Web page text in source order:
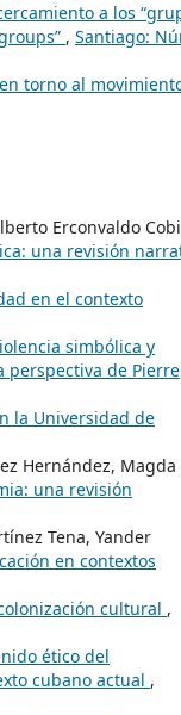
a los
, Santiago:
torno al
Erconvaldo
una revisión
en el contexto
simbólica y
perspectiva de Pierre
la Universidad de
Hernández, Magda
una revisión
Tena, Yander
en contextos
cultural ,
ético del
cubano actual ,